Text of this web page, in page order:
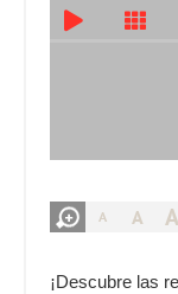
A A A
¡Descubre las